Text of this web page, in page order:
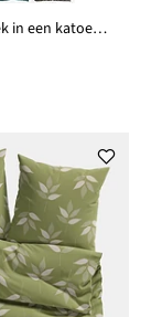
Dekbedovertrek in een katoenmix